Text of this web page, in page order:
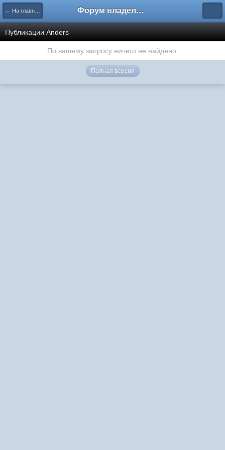
← На главную Форум владельцев интернет-магазинов
Публикации Anders
По вашему запросу ничего не найдено.
Полная версия